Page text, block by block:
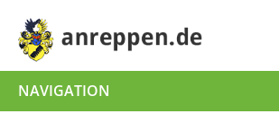
NAVIGATION